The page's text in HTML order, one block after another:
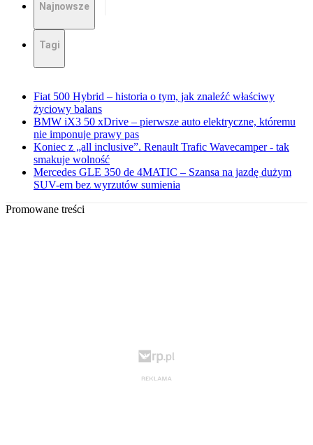
Najnowsze
Tagi
Fiat 500 Hybrid – historia o tym, jak znaleźć właściwy
życiowy balans
BMW iX3 50 xDrive – pierwsze auto elektryczne, któremu
nie imponuje prawy pas
Koniec z „all inclusive”. Renault Trafic Wavecamper - tak
smakuje wolność
Mercedes GLE 350 de 4MATIC – Szansa na jazdę dużym
SUV-em bez wyrzutów sumienia
Promowane treści